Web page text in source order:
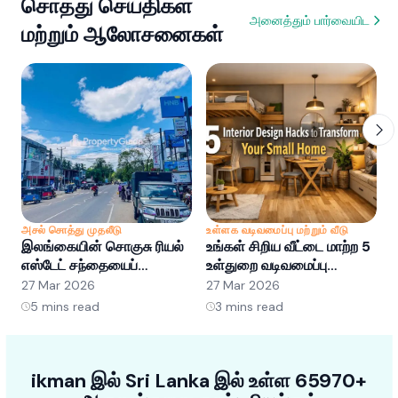
சொத்து செய்திகள்
மற்றும் ஆலோசனைகள்
அனைத்தும் பார்வையிட
அசல் சொத்து முதலீடு
இலங்கையின் சொகுசு ரியல்
எஸ்டேட் சந்தையைப்
புரிந்துகொள்வது: வாய்ப்புகள்
மற்றும் போக்குகள்
27 Mar 2026
5 mins read
உள்ளக வடிவமைப்பு மற்றும் வீடு
உங்கள் சிறிய வீட்டை மாற்ற 5
உள்துறை வடிவமைப்பு
ஹேக்குகள்
27 Mar 2026
3 mins read
ikman இல் Sri Lanka இல் உள்ள 65970+